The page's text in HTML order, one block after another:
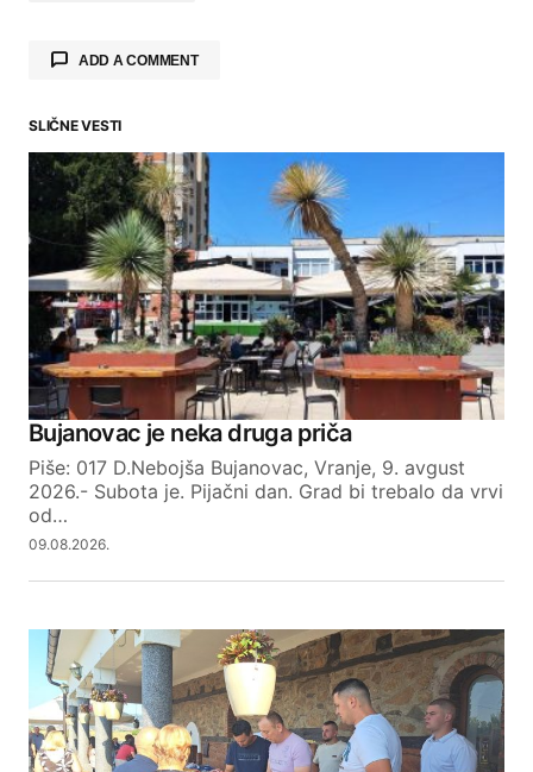
ADD A COMMENT
Your email address will not be published.
Required fields are marked*
Comment*
Your Name
Your E-mail
SLIČNE VESTI
Bujanovac je neka druga priča
Piše: 017 D.Nebojša Bujanovac, Vranje, 9. avgust
2026.- Subota je. Pijačni dan. Grad bi trebalo da vrvi
od…
09.08.2026.